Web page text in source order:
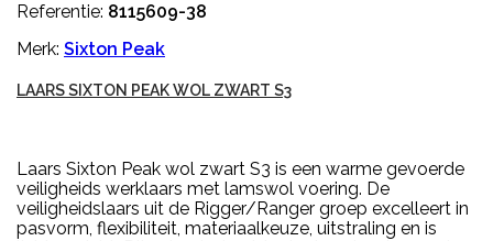
Referentie: 8115609-38
Merk: Sixton Peak
LAARS SIXTON PEAK WOL ZWART S3
Laars Sixton Peak wol zwart S3 is een warme gevoerde
veiligheids werklaars met lamswol voering. De
veiligheidslaars uit de Rigger/Ranger groep excelleert in
pasvorm, flexibiliteit, materiaalkeuze, uitstraling en is